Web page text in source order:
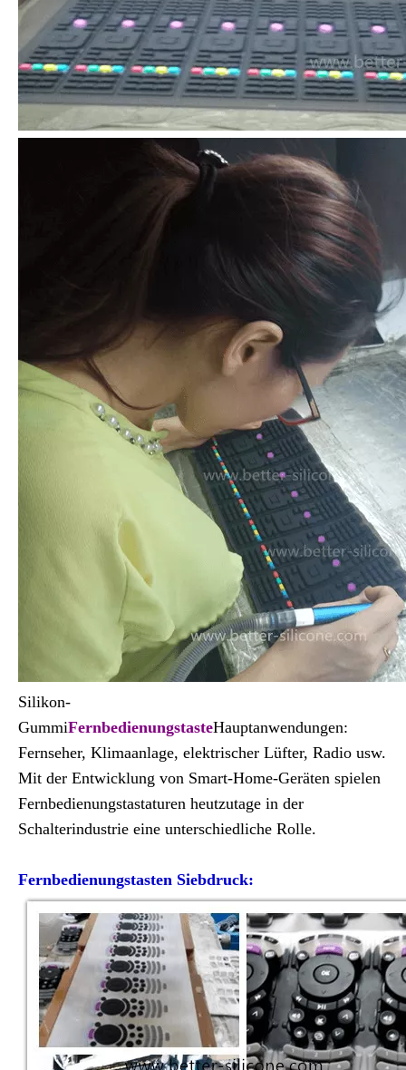
Fernbedienungstaste
Hauptanwendungen:
Fernseher, Klimaanlage, elektrischer Lüfter, Radio usw.
Mit der Entwicklung von Smart-Home-Geräten spielen
Fernbedienungstastaturen heutzutage in der
Schalterindustrie eine unterschiedliche Rolle.
Fernbedienungstasten Siebdruck: